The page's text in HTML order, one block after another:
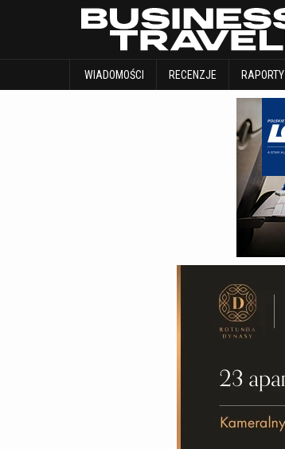
WIADOMOŚCI RECENZJE RAPORTY
WIADOMOŚCI RECENZJE